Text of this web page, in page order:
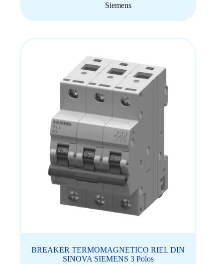
Siemens
BREAKER TERMOMAGNETICO RIEL DIN
SINOVA SIEMENS 3 Polos